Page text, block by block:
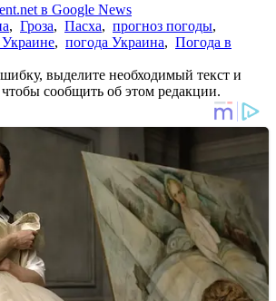
в Google News
, Гроза, Пасха, прогноз погоды,
, погода Украина, Погода в
выделите необходимый текст и
сообщить об этом редакции.